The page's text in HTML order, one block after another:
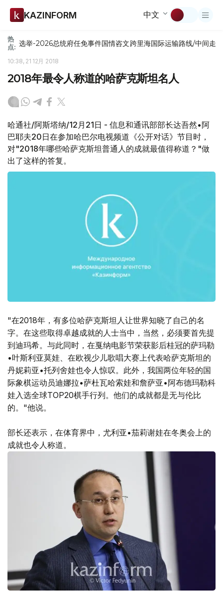
KAZINFORM 中文
热
点: 选举-2026总统府任免事件国情咨文跨里海国际运输路线/中间走廊
10:38, 21 12月 2018
2018年最令人称道的哈萨克斯坦名人
哈通社/阿斯塔纳/12月21日 - 信息和通讯部部长达吾然•阿
巴耶夫20日在参加哈巴尔电视频道《公开对话》节目时，
对"2018年哪些哈萨克斯坦普通人的成就最值得称道？"做
出了这样的答复。
"在2018年，有多位哈萨克斯坦人让世界知晓了自己的名
字。在这些取得卓越成就的人士当中，当然，必须要首先提
到迪玛希。与此同时，在戛纳电影节荣获影后桂冠的萨玛勒
•叶斯利亚莫娃、在欧视少儿歌唱大赛上代表哈萨克斯坦的
丹妮莉亚•托列舍娃也令人惊叹。此外，我国两位年轻的国
际象棋运动员迪娜拉•萨杜瓦哈索娃和詹萨亚•阿布德玛勒科
娃入选全球TOP20棋手行列。他们的成就都是无与伦比
的。"他说。
部长还表示，在体育界中，尤利亚•茄莉谢娃在冬奥会上的
成就也令人称道。